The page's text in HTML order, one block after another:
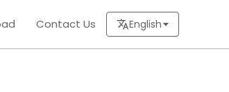
Contact Us English